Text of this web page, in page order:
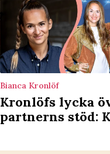
Bianca Kronlöf
Kronlöfs lycka
partnerns stöd: